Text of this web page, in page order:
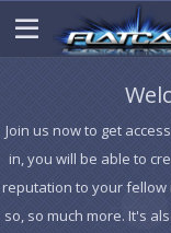
Join us now to get
in, you will be able to
reputation to your fellow
so, so much more. It's